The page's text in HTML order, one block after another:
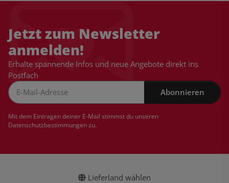
Jetzt zum Newsletter
anmelden!
Erhalte spannende Infos und neue Angebote direkt ins
Postfach
Abonnieren
Mit dem Eintragen deiner E-Mail stimmst du unseren
Datenschutzbestimmungenzu.
Lieferland wählen